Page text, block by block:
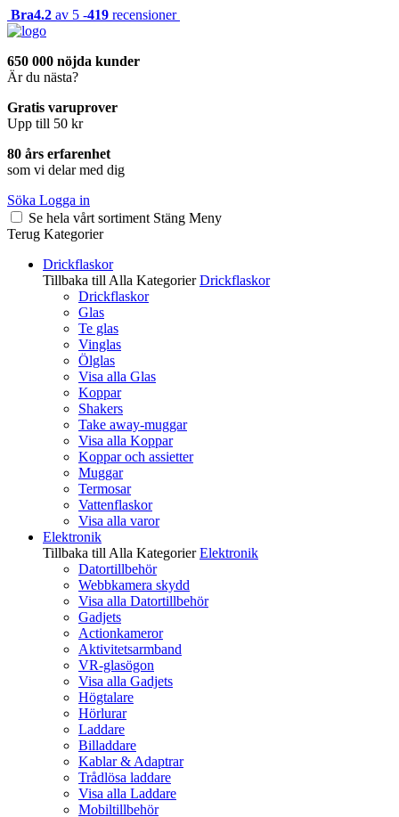
Bra4.2 av 5 -419 recensioner
650 000 nöjda kunder
Är du nästa?
Gratis varuprover
Upp till 50 kr
80 års erfarenhet
som vi delar med dig
Söka Logga in
Se hela vårt sortiment Stäng Meny
Terug Kategorier
Drickflaskor
Tillbaka till Alla Kategorier Drickflaskor
Drickflaskor
Glas
Te glas
Vinglas
Ölglas
Visa alla Glas
Koppar
Shakers
Take away-muggar
Visa alla Koppar
Koppar och assietter
Muggar
Termosar
Vattenflaskor
Visa alla varor
Elektronik
Tillbaka till Alla Kategorier Elektronik
Datortillbehör
Webbkamera skydd
Visa alla Datortillbehör
Gadjets
Actionkameror
Aktivitetsarmband
VR-glasögon
Visa alla Gadjets
Högtalare
Hörlurar
Laddare
Billaddare
Kablar & Adaptrar
Trådlösa laddare
Visa alla Laddare
Mobiltillbehör